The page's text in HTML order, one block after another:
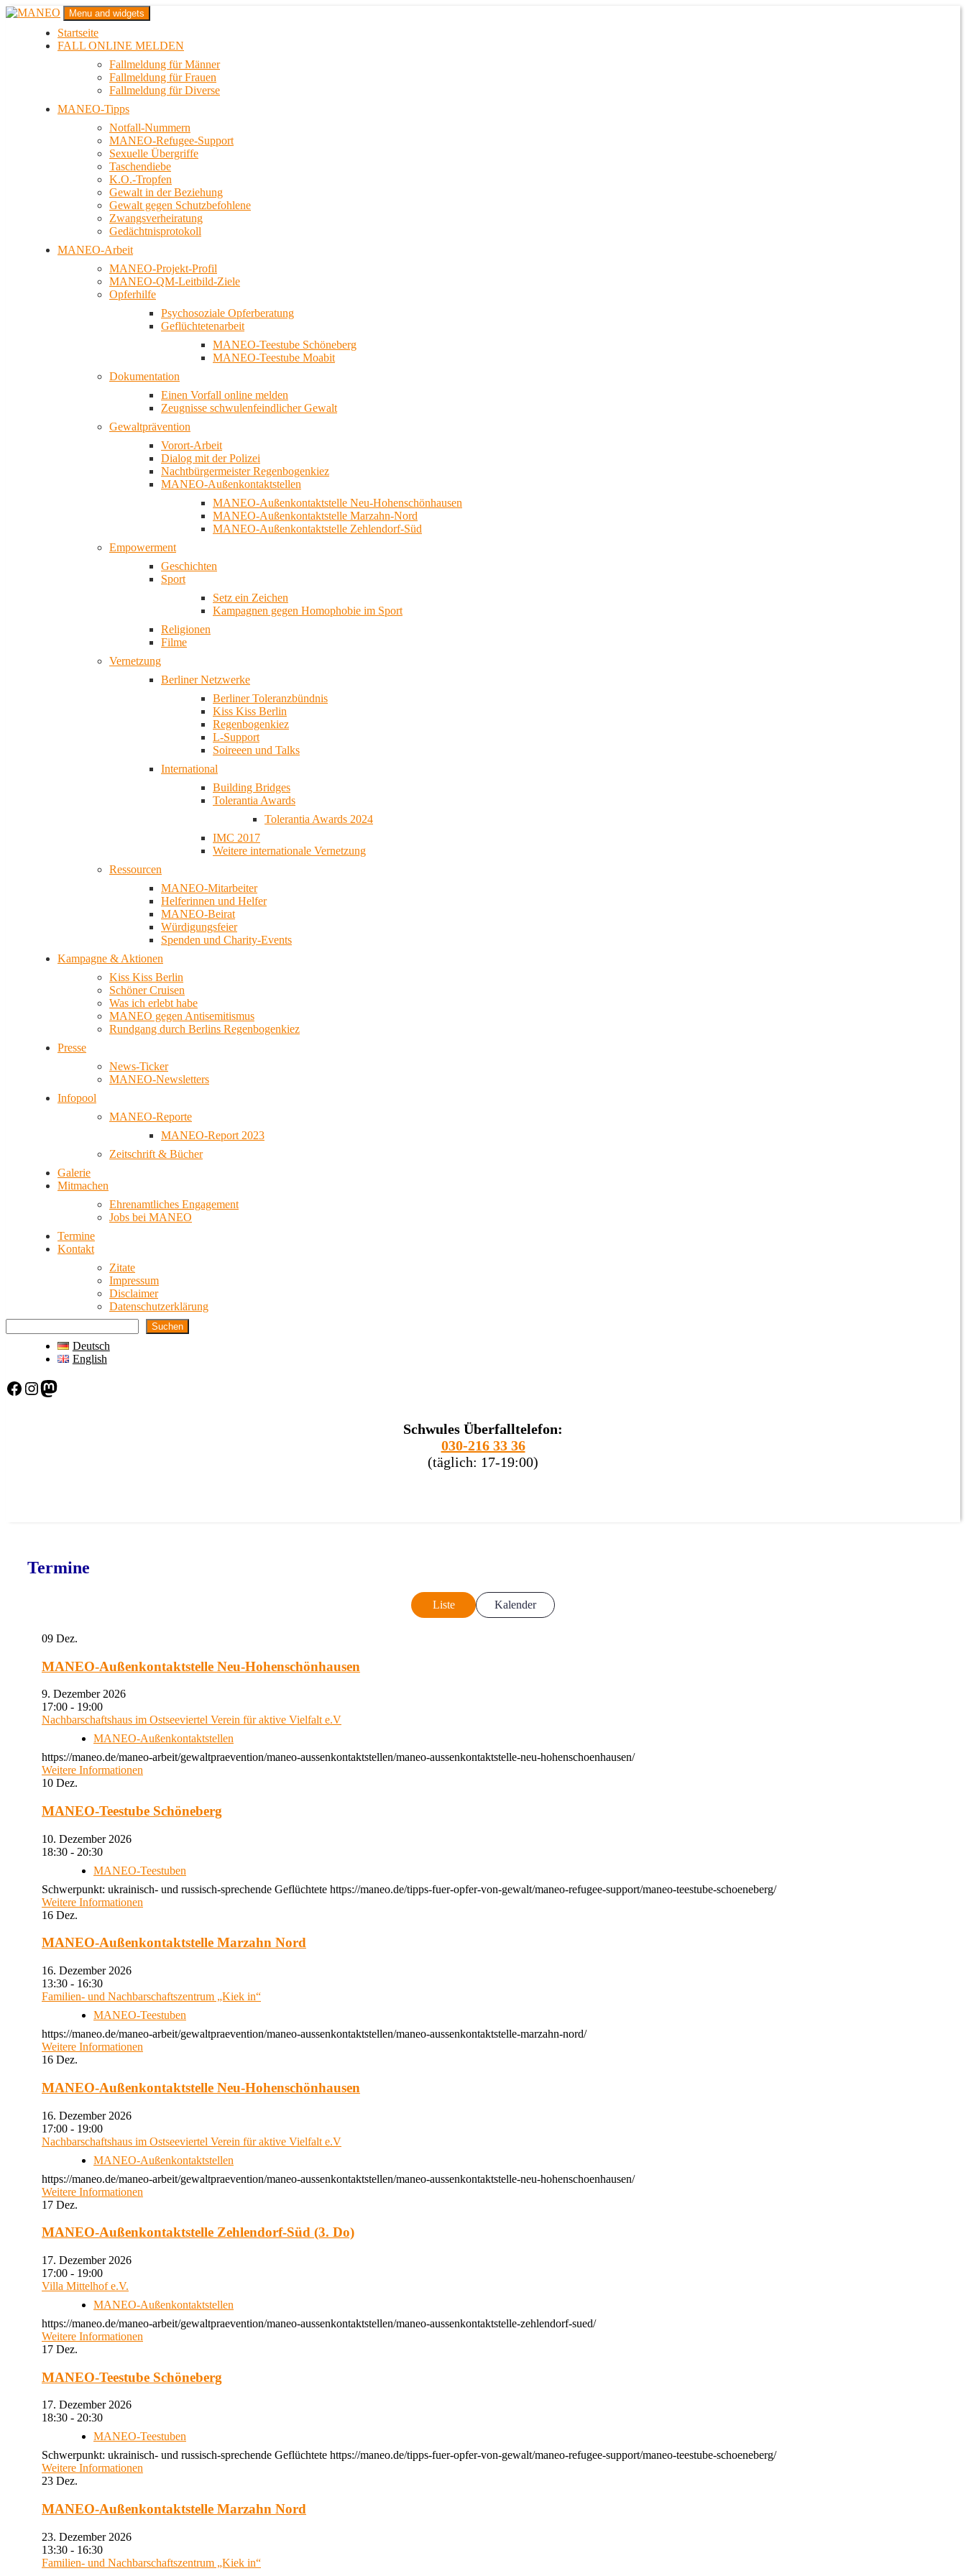
Zum
MANEO
Das schwule Anti-Gewalt-Projekt in Berlin
Menu and widgets
Startseite
FALL ONLINE MELDEN
Fallmeldung für Männer
Fallmeldung für Frauen
Fallmeldung für Diverse
MANEO-Tipps
Notfall-Nummern
MANEO-Refugee-Support
Sexuelle Übergriffe
Taschendiebe
K.O.-Tropfen
Gewalt in der Beziehung
Gewalt gegen Schutzbefohlene
Zwangsverheiratung
Gedächtnisprotokoll
MANEO-Arbeit
MANEO-Projekt-Profil
MANEO-QM-Leitbild-Ziele
Opferhilfe
Psychosoziale Opferberatung
Geflüchtetenarbeit
MANEO-Teestube Schöneberg
MANEO-Teestube Moabit
Dokumentation
Einen Vorfall online melden
Zeugnisse schwulenfeindlicher Gewalt
Gewaltprävention
Vorort-Arbeit
Dialog mit der Polizei
Nachtbürgermeister Regenbogenkiez
MANEO-Außenkontaktstellen
MANEO-Außenkontaktstelle Neu-Hohenschönhausen
MANEO-Außenkontaktstelle Marzahn-Nord
MANEO-Außenkontaktstelle Zehlendorf-Süd
Empowerment
Geschichten
Sport
Setz ein Zeichen
Kampagnen gegen Homophobie im Sport
Religionen
Filme
Vernetzung
Berliner Netzwerke
Berliner Toleranzbündnis
Kiss Kiss Berlin
Regenbogenkiez
L-Support
Soireeen und Talks
International
Building Bridges
Tolerantia Awards
Tolerantia Awards 2024
IMC 2017
Weitere internationale Vernetzung
Ressourcen
MANEO-Mitarbeiter
Helferinnen und Helfer
MANEO-Beirat
Würdigungsfeier
Spenden und Charity-Events
Kampagne & Aktionen
Kiss Kiss Berlin
Schöner Cruisen
Was ich erlebt habe
MANEO gegen Antisemitismus
Rundgang durch Berlins Regenbogenkiez
Presse
News-Ticker
MANEO-Newsletters
Infopool
MANEO-Reporte
MANEO-Report 2023
Zeitschrift & Bücher
Galerie
Mitmachen
Ehrenamtliches Engagement
Jobs bei MANEO
Termine
Kontakt
Zitate
Impressum
Disclaimer
Datenschutzerklärung
Suchen
Deutsch
English
Facebook Instagram Mastodon
Schwules Überfalltelefon:
030-216 33 36
(täglich: 17-19:00)
Termine
Liste Kalender
09 Dez.
MANEO-Außenkontaktstelle Neu-Hohenschönhausen
9. Dezember 2026
17:00 - 19:00
Nachbarschaftshaus im Ostseeviertel Verein für aktive Vielfalt e.V
MANEO-Außenkontaktstellen
https://maneo.de/maneo-arbeit/gewaltpraevention/maneo-aussenkontaktstellen/maneo-aussenkontaktstelle-neu-hohenschoenhausen/
Weitere Informationen
10 Dez.
MANEO-Teestube Schöneberg
10. Dezember 2026
18:30 - 20:30
MANEO-Teestuben
Schwerpunkt: ukrainisch- und russisch-sprechende Geflüchtete https://maneo.de/tipps-fuer-opfer-von-gewalt/maneo-refugee-support/maneo-teestube-schoeneberg/
Weitere Informationen
16 Dez.
MANEO-Außenkontaktstelle Marzahn Nord
16. Dezember 2026
13:30 - 16:30
Familien- und Nachbarschaftszentrum „Kiek in“
MANEO-Teestuben
https://maneo.de/maneo-arbeit/gewaltpraevention/maneo-aussenkontaktstellen/maneo-aussenkontaktstelle-marzahn-nord/
Weitere Informationen
16 Dez.
MANEO-Außenkontaktstelle Neu-Hohenschönhausen
16. Dezember 2026
17:00 - 19:00
Nachbarschaftshaus im Ostseeviertel Verein für aktive Vielfalt e.V
MANEO-Außenkontaktstellen
https://maneo.de/maneo-arbeit/gewaltpraevention/maneo-aussenkontaktstellen/maneo-aussenkontaktstelle-neu-hohenschoenhausen/
Weitere Informationen
17 Dez.
MANEO-Außenkontaktstelle Zehlendorf-Süd (3. Do)
17. Dezember 2026
17:00 - 19:00
Villa Mittelhof e.V.
MANEO-Außenkontaktstellen
https://maneo.de/maneo-arbeit/gewaltpraevention/maneo-aussenkontaktstellen/maneo-aussenkontaktstelle-zehlendorf-sued/
Weitere Informationen
17 Dez.
MANEO-Teestube Schöneberg
17. Dezember 2026
18:30 - 20:30
MANEO-Teestuben
Schwerpunkt: ukrainisch- und russisch-sprechende Geflüchtete https://maneo.de/tipps-fuer-opfer-von-gewalt/maneo-refugee-support/maneo-teestube-schoeneberg/
Weitere Informationen
23 Dez.
MANEO-Außenkontaktstelle Marzahn Nord
23. Dezember 2026
13:30 - 16:30
Familien- und Nachbarschaftszentrum „Kiek in“